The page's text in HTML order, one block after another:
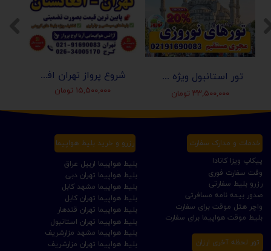
شروع پرواز تهران افغانستان (کابل-مزارشریف-هرات-قندهار)
۱۵,۵۰۰,۰۰۰ تومان
تور استانبول ویژه عید نوروز 1405 | مجری مستقیم ✈️
۳۳,۵۰۰,۰۰۰ تومان
رزرو بلیط سفارتی
پیکاپ ویزا کانادا
بلیط هواپیما تهران کابل
بلیط هواپیما تهران مزارشریف
بلیط هواپیما مشهد کابل
بلیط هواپیما تهران قندهار
بلیط هواپیما مشهد مزارشریف
بلیط موقت هواپیما برای سفارت
واچر هتل موقت برای سفارت
بلیط هواپیما تهران دبی
بلیط هواپیما تهران استانبول
بلیط هواپیما اربیل عراق
صدور بیمه نامه مسافرتی
خدمات و مدارک سفارت رزرو و خرید بلیط هواپیما
تور لحظه آخری ارزان
وقت سفارت فوری